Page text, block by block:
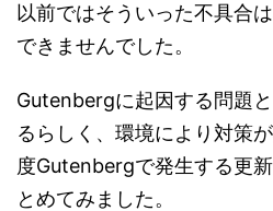
以前ではそういった不具合
できませんでした。
Gutenbergに起因する問題
るらしく、環境により対策
度Gutenbergで発生する更
とめてみました。